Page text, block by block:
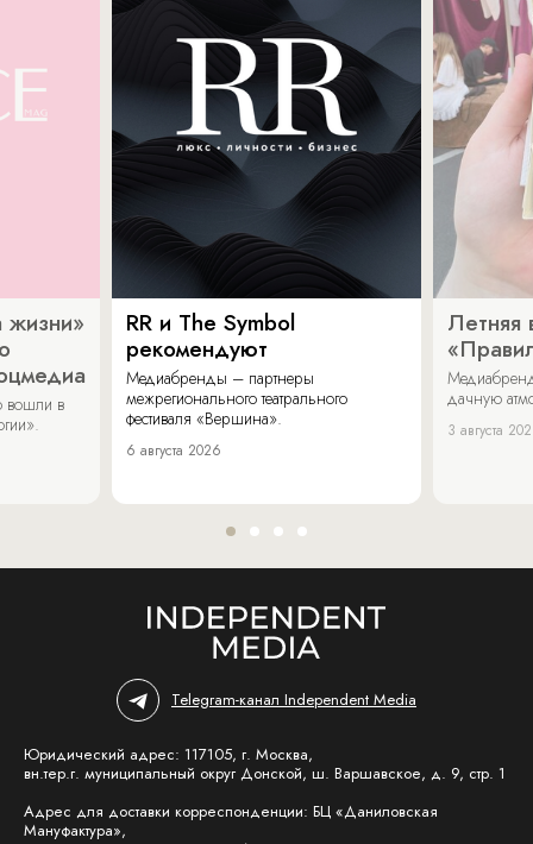
жизни»
вошли в
RR и The Symbol
рекомендуют
Медиабренды – партнеры
межрегионального театрального
фестиваля «Вершина».
6 августа 2026
Летняя
дачную
3 августа
Telegram-канал Independent Media
Юридический адрес: 117105, г. Москва,
вн.тер.г. муниципальный округ Донской, ш. Варшавское, д. 9, стр. 1
Адрес для доставки корреспонденции: БЦ «Даниловская
Мануфактура»,